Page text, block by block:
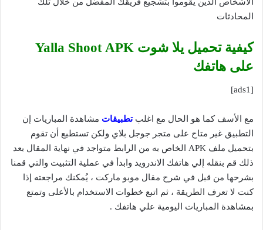
المحادثات
كيفية تحميل يلا شوت Yalla Shoot APK
على هاتفك
[ads1]
مع الأسف كما هو الحال مع اغلبتطبيقات مشاهدة المباريات إن
التطبيق غير متاح على متجر جوجل بلاي ولكن تستطيع أن تقوم
بتحميل ملف APK الخاص به من الرابط متواجد في نهاية المقال بعد
ذلك قم بنقله إلي هاتفك الاندرويد وابدأ في عملية التثبيت والتي قمنا
بشرحها من قبل في شرح مقال موبو ماركت ، يُمكنك مراجعته إذا
كنت لا تعرف الطريقة ، ثم اتبع خطوات الاستخدام بالأعلى وتمتع
بمشاهدة المباريات اليومية علي هاتفك .